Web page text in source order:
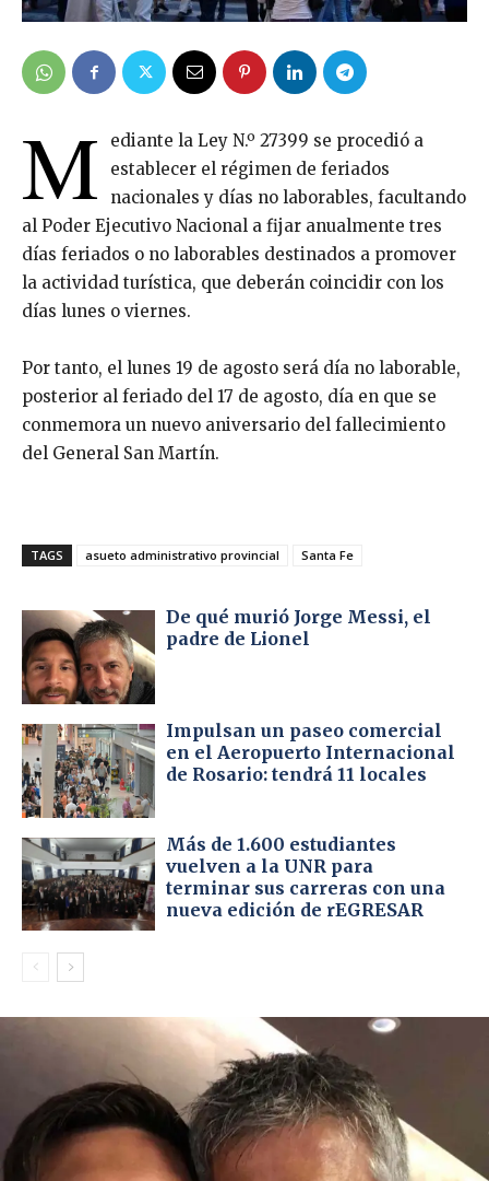
M
ediante la Ley N.º 27399 se procedió a
establecer el régimen de feriados
nacionales y días no laborables, facultando
al Poder Ejecutivo Nacional a fijar anualmente tres
días feriados o no laborables destinados a promover
la actividad turística, que deberán coincidir con los
días lunes o viernes.
Por tanto, el lunes 19 de agosto será día no laborable,
posterior al feriado del 17 de agosto, día en que se
conmemora un nuevo aniversario del fallecimiento
del General San Martín.
TAGS asueto administrativo provincial Santa Fe
De qué murió Jorge Messi, el
padre de Lionel
Impulsan un paseo comercial
en el Aeropuerto Internacional
de Rosario: tendrá 11 locales
Más de 1.600 estudiantes
vuelven a la UNR para
terminar sus carreras con una
nueva edición de rEGRESAR